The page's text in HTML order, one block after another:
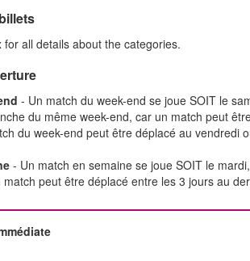
for all details about the categories.
- Un match du week-end se joue SOIT le
du même week-end, car un match peut
du week-end peut être déplacé au vendredi
- Un match en semaine se joue SOIT le
match peut être déplacé entre les 3 jours au